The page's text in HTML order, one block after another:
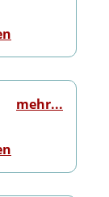
mehr...